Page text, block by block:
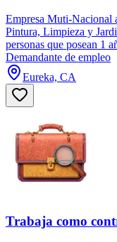
Empresa Muti-Nacional
Pintura, Limpieza y
personas que posean 1
Demandante de empleo
Eureka, CA
Trabaja como